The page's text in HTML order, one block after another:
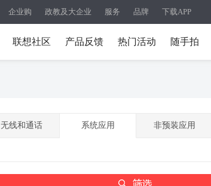
企业购 政教及大企业 服务 品牌 下载APP
联想社区 产品反馈 热门活动 随手拍
无线和通话 系统应用 非预装应用